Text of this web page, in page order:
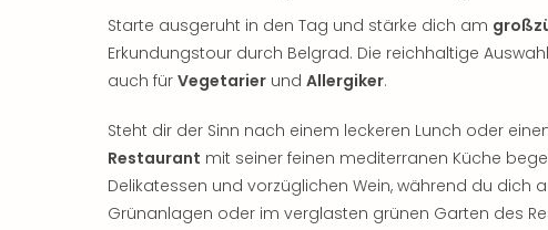
Starte ausgeruht in den Tag und stärke dich am
Erkundungstour durch Belgrad. Die reichhaltige
auch für Vegetarier und Allergiker.
Steht dir der Sinn nach einem leckeren Lunch oder
Restaurant mit seiner feinen mediterranen Küche
Delikatessen und vorzüglichen Wein, während du dich
Grünanlagen oder im verglasten grünen Garten des